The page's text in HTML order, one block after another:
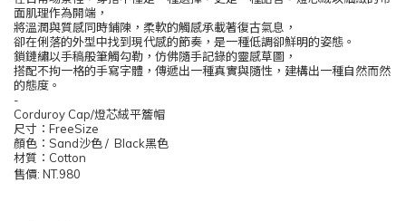
面肌理作為開端，
將溫潤與質感同時鋪陳，柔軟的觸感承載著復古氣息，
卻在俐落的外型中找到現代感的節奏，是一種低調卻鮮明的姿態。
鎖鏈繡以手稿般筆觸勾勒，仿佛隨手記錄的靈感草圖，
搭配不拘一格的手寫字體，傳遞出一種真實與隨性，建構出一種自然而然
的態度。
-
Corduroy Cap/燈芯絨平簷帽
尺寸： FreeSize
顏色： Sand沙色/ Black黑色
材質： Cotton
售價: NT.980